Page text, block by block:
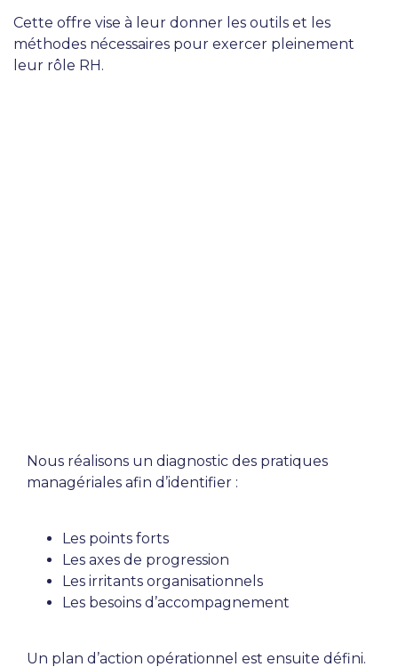
Cette offre vise à leur donner les outils et les
méthodes nécessaires pour exercer pleinement
leur rôle RH.
Nous réalisons un diagnostic des pratiques
managériales afin d’identifier :
Les points forts
Les axes de progression
Les irritants organisationnels
Les besoins d’accompagnement
Un plan d’action opérationnel est ensuite défini.